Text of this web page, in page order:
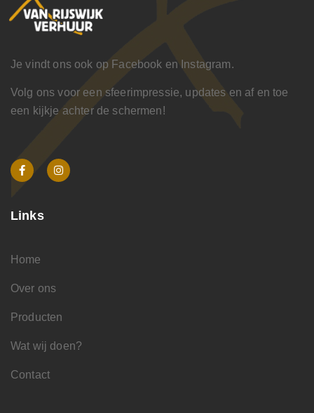
Je vindt ons ook op Facebook en Instagram.
Volg ons voor een sfeerimpressie, updates en af en toe
een kijkje achter de schermen!
Links
Home
Over ons
Producten
Wat wij doen?
Contact